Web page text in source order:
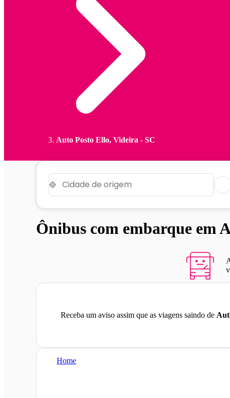
Auto Posto Ello, Videira - SC
Ônibus com embarque em
Receba um aviso assim que as viagens saindo de
Home